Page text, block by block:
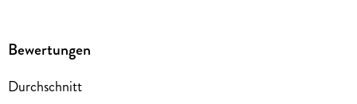
Bewertungen
Durchschnitt